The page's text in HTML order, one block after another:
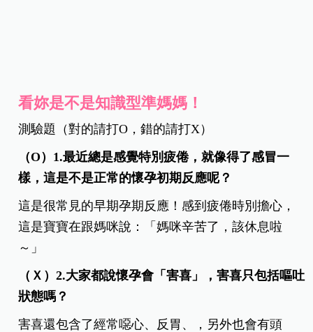
看妳是不是知識型準媽媽！
測驗題（對的請打O，錯的請打X）
（O）1.最近總是感覺特別疲倦，就像得了感冒一
樣，這是不是正常的懷孕初期反應呢？
這是很常見的早期孕期反應！感到疲倦時別擔心，
這是寶寶在跟媽咪說：「媽咪辛苦了，該休息啦
～」
（Ｘ）2.大家都說懷孕會「害喜」，害喜只包括嘔吐
狀態嗎？
害喜還包含了經常噁心、反胃、，另外也會有頭